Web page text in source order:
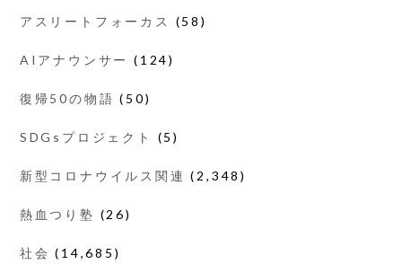
アスリートフォーカス (58)
AIアナウンサー (124)
復帰50の物語 (50)
SDGsプロジェクト (5)
新型コロナウイルス関連 (2,348)
熱血つり塾 (26)
社会 (14,685)